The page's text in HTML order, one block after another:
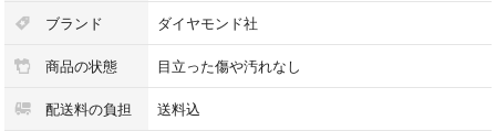
ブランド ダイヤモンド社
商品の状態 目立った傷や汚れなし
配送料の負担 送料込